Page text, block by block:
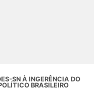
SN À INGERÊNCIA DO
BRASILEIRO